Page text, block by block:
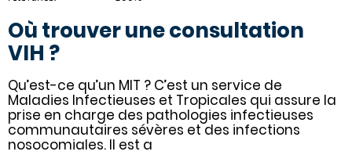
Où trouver une consultation
VIH ?
Qu’est-ce qu’un MIT ? C’est un service de
Maladies Infectieuses et Tropicales qui assure la
prise en charge des pathologies infectieuses
communautaires sévères et des infections
nosocomiales. Il est a